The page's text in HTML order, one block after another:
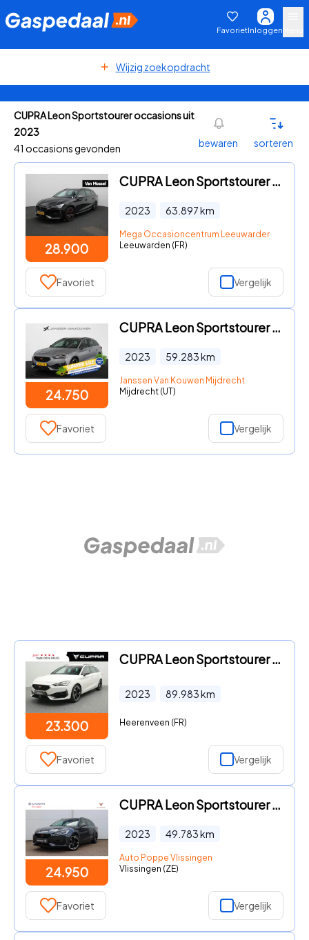
FavorietInloggen
Wijzig zoekopdracht
CUPRA Leon Sportstourer occasions uit
2023
41 occasions gevonden
bewaren sorteren
28.900
CUPRA Leon Sportstourer - 1.4 e-Hybrid VZ Copper Edition | PANORAMADAK | NAVIGATIE | S
2023 63.897km
Mega Occasioncentrum Leeuwarden
Leeuwarden (FR)
Favoriet Vergelijk
24.750
CUPRA Leon Sportstourer - 1.4 e-Hybrid Achteruitrijcamera 18" Stoelverwarming Carplay
2023 59.283km
Janssen Van Kouwen Mijdrecht
Mijdrecht (UT)
Favoriet Vergelijk
23.300
CUPRA Leon Sportstourer - 1.4 e-Hybrid 204pk | Trekhaak | Stuurverwarming | Parkeersen
2023 89.983km
Heerenveen (FR)
Favoriet Vergelijk
24.950
CUPRA Leon Sportstourer - 1.4 e-Hybrid Business 204pk DSG6
2023 49.783km
Auto Poppe Vlissingen
Vlissingen (ZE)
Favoriet Vergelijk